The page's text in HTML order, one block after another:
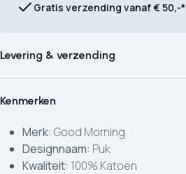
Gratis verzending vanaf € 50,-*
Levering & verzending
Kenmerken
Merk: Good Morning
Designnaam: Puk
Kwaliteit: 100% Katoen